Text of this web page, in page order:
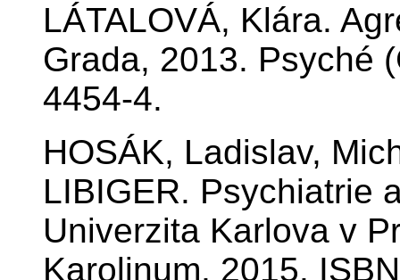
LÁTALOVÁ, Klára.
Grada, 2013. Psyché
4454-4.
HOSÁK, Ladislav,
LIBIGER. Psychiatrie
Univerzita Karlova v
Karolinum, 2015.